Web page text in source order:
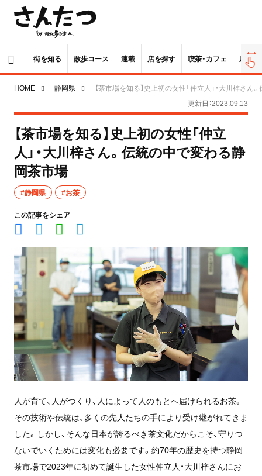
街を知る 散歩コース 連載 店を探す 喫茶・カフェ 居酒屋
HOME 静岡県
【茶市場を知る】史上初の女性「仲立人」・大川梓さ
更新日：2023.09.13
【茶市場を知る】史上初の女性「仲立
人」・大川梓さん。伝統の中で変わる静
岡茶市場
#静岡県 #お茶
この記事をシェア
人が育て、人がつくり、人によって人のもとへ届けられるお茶。
その技術や伝統は、多くの先人たちの手により受け継がれてきま
した。しかし、そんな日本が誇るべき茶文化だからこそ、守りつ
ないでいくためには変化も必要です。約70年の歴史を持つ静岡
茶市場で2023年に初めて誕生した女性仲立人・大川梓さんにお